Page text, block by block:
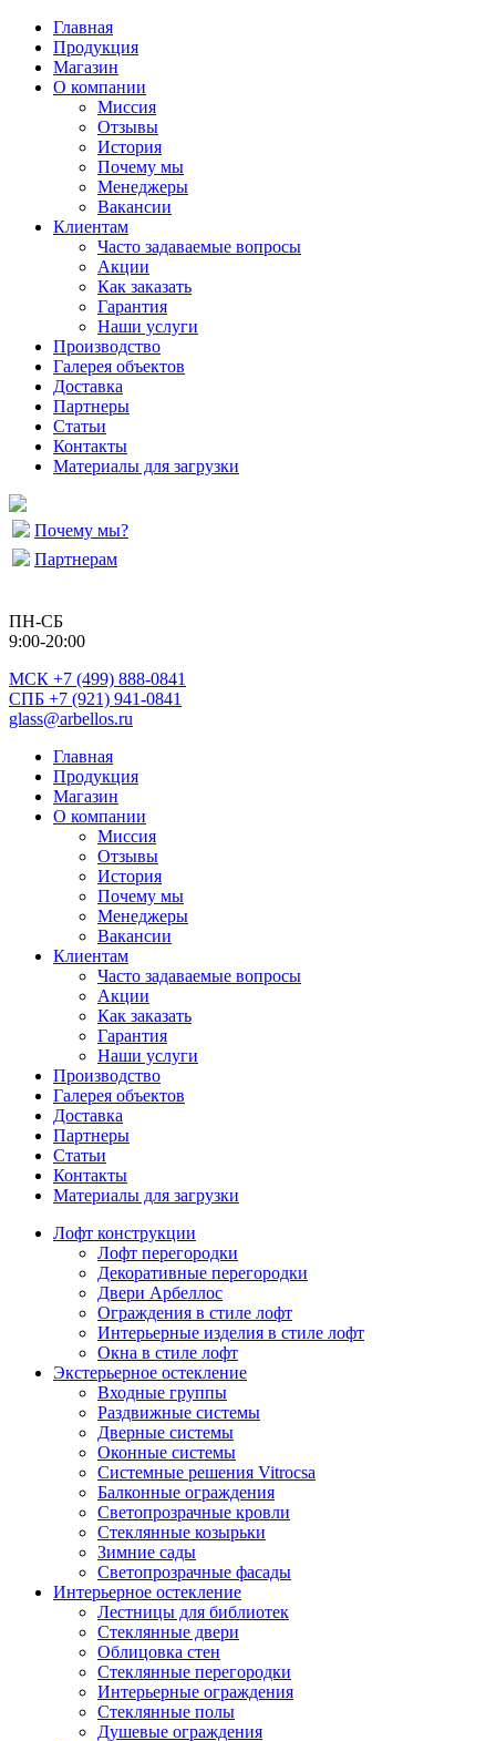
Главная
Продукция
Магазин
О компании
Миссия
Отзывы
История
Почему мы
Менеджеры
Вакансии
Клиентам
Часто задаваемые вопросы
Акции
Как заказать
Гарантия
Наши услуги
Производство
Галерея объектов
Доставка
Партнеры
Статьи
Контакты
Материалы для загрузки
Почему мы?
Партнерам
ПН-СБ
9:00-20:00
МСК +7 (499) 888-0841
СПБ +7 (921) 941-0841
glass@arbellos.ru
Главная
Продукция
Магазин
О компании
Миссия
Отзывы
История
Почему мы
Менеджеры
Вакансии
Клиентам
Часто задаваемые вопросы
Акции
Как заказать
Гарантия
Наши услуги
Производство
Галерея объектов
Доставка
Партнеры
Статьи
Контакты
Материалы для загрузки
Лофт конструкции
Лофт перегородки
Декоративные перегородки
Двери Арбеллос
Ограждения в стиле лофт
Интерьерные изделия в стиле лофт
Окна в стиле лофт
Экстерьерное остекление
Входные группы
Раздвижные системы
Дверные системы
Оконные системы
Системные решения Vitrocsa
Балконные ограждения
Светопрозрачные кровли
Стеклянные козырьки
Зимние сады
Светопрозрачные фасады
Интерьерное остекление
Лестницы для библиотек
Стеклянные двери
Облицовка стен
Стеклянные перегородки
Интерьерные ограждения
Стеклянные полы
Душевые ограждения